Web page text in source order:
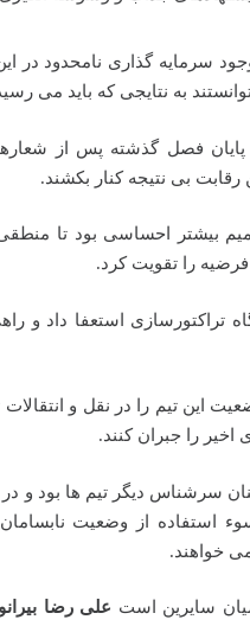
سرمایه گذاری نامحدود در
به نتایجی که باید می
فصل گذشته پس از
رقابت بی نتیجه کنار بکشند.
بیشتر احساسی بود تا
را تقویت کرد.
استعفا داد و
این تیم را در نقل و انتقالات
اخیر را جبران کنند.
سرشناس دیگر تیم ها بود و
استفاده از وضعیت
می خواهند.
سایرین است علی رضا